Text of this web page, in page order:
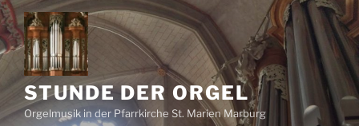
Zum
Inhalt
springen
STUNDE DER ORGEL
Orgelmusik in der Pfarrkirche St. Marien Marburg